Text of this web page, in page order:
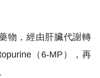
物，經由肝臟代謝轉
（6-MP），再